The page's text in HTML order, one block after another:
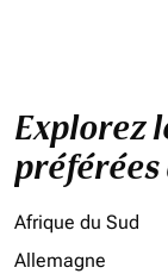
Explorez
préférées
Afrique du Sud
Allemagne